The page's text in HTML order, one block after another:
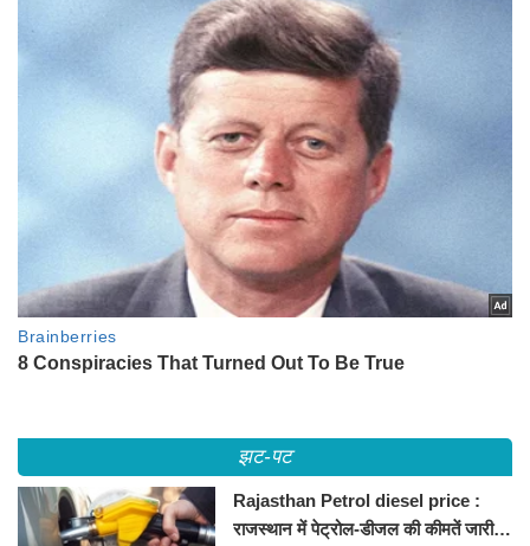
झट-पट
Rajasthan Petrol diesel price :
राजस्थान में पेट्रोल-डीजल की कीमतें जारी,